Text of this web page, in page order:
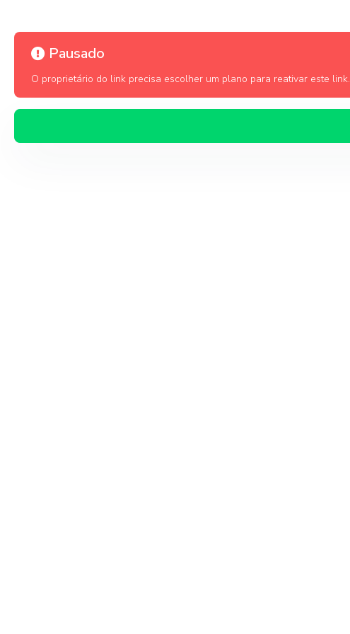
Pausado
O proprietário do link precisa escolher um plano para reativar este link.